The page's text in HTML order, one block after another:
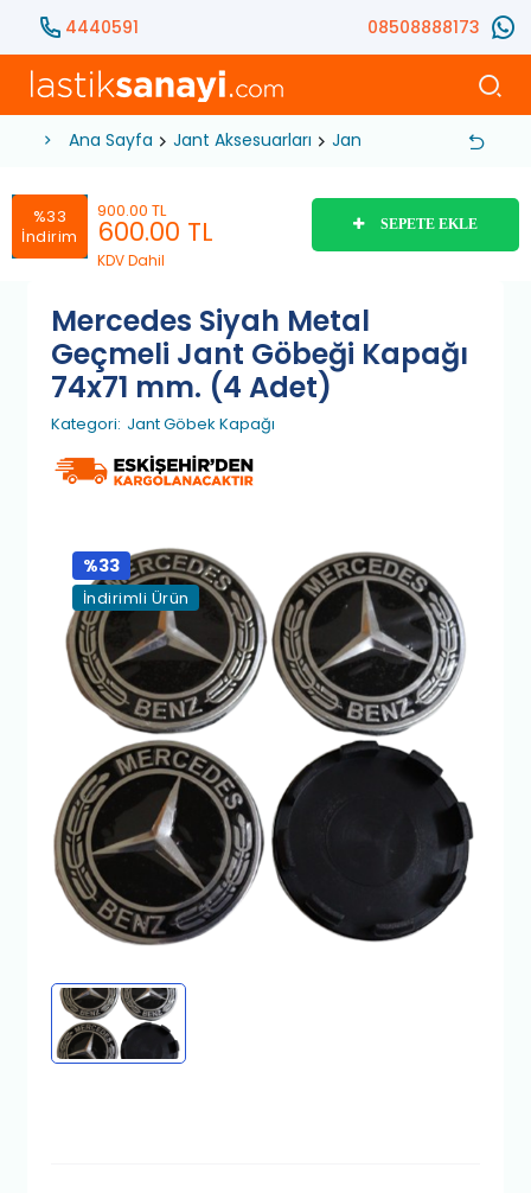
4440591 08508888173
Ana Sayfa Jant Aksesuarları Jant Göbek Kapağı
%33
İndirim
900.00 TL
600.00 TL
KDV Dahil
SEPETE EKLE
Mercedes Siyah Metal
Geçmeli Jant Göbeği Kapağı
74x71 mm. (4 Adet)
Kategori: Jant Göbek Kapağı
%33
İndirimli Ürün